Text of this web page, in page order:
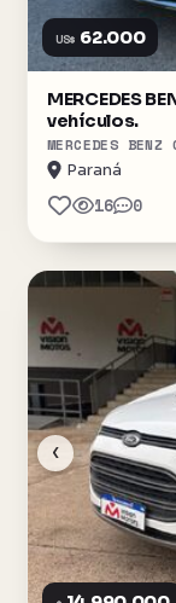
US$ 62.000
MERCEDES
vehículos.
MERCEDES BENZ
Paraná
16 0
‹